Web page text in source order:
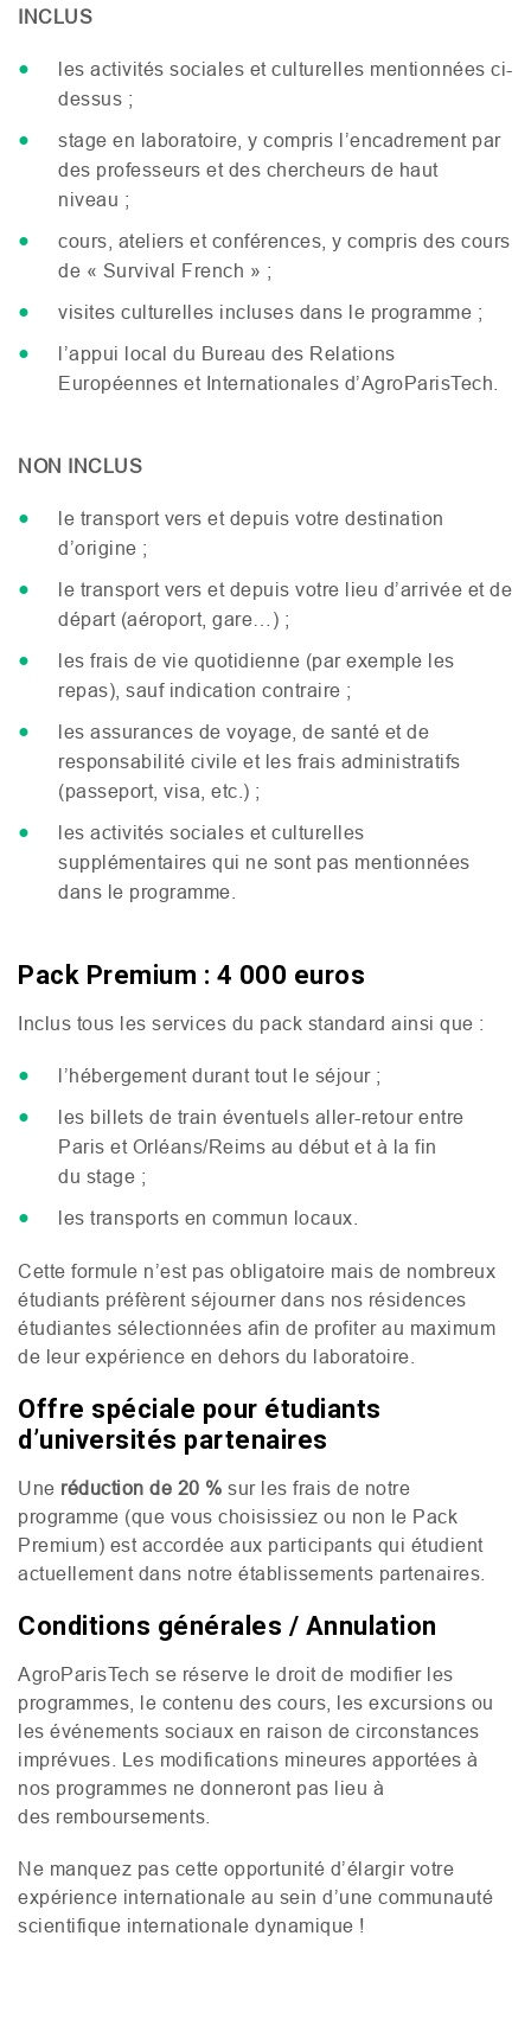
INCLUS
les activités sociales et culturelles mentionnées ci-
dessus ;
stage en laboratoire, y compris l’encadrement par
des professeurs et des chercheurs de haut
niveau ;
cours, ateliers et conférences, y compris des cours
de « Survival French » ;
visites culturelles incluses dans le programme ;
l’appui local du Bureau des Relations
Européennes et Internationales d’AgroParisTech.
NON INCLUS
le transport vers et depuis votre destination
d’origine ;
le transport vers et depuis votre lieu d’arrivée et de
départ (aéroport, gare…) ;
les frais de vie quotidienne (par exemple les
repas), sauf indication contraire ;
les assurances de voyage, de santé et de
responsabilité civile et les frais administratifs
(passeport, visa, etc.) ;
les activités sociales et culturelles
supplémentaires qui ne sont pas mentionnées
dans le programme.
Pack Premium : 4 000 euros
Inclus tous les services du pack standard ainsi que :
l’hébergement durant tout le séjour ;
les billets de train éventuels aller-retour entre
Paris et Orléans/Reims au début et à la fin
du stage ;
les transports en commun locaux.
Cette formule n’est pas obligatoire mais de nombreux
étudiants préfèrent séjourner dans nos résidences
étudiantes sélectionnées afin de profiter au maximum
de leur expérience en dehors du laboratoire.
Offre spéciale pour étudiants
d’universités partenaires
Une réduction de 20 % sur les frais de notre
programme (que vous choisissiez ou non le Pack
Premium) est accordée aux participants qui étudient
actuellement dans notre établissements partenaires.
Conditions générales / Annulation
AgroParisTech se réserve le droit de modifier les
programmes, le contenu des cours, les excursions ou
les événements sociaux en raison de circonstances
imprévues. Les modifications mineures apportées à
nos programmes ne donneront pas lieu à
des remboursements.
Ne manquez pas cette opportunité d’élargir votre
expérience internationale au sein d’une communauté
scientifique internationale dynamique !